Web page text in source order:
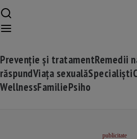
Prevenție și tratamentRemedii
răspundViața sexualăSpecialiști
WellnessFamiliePsiho